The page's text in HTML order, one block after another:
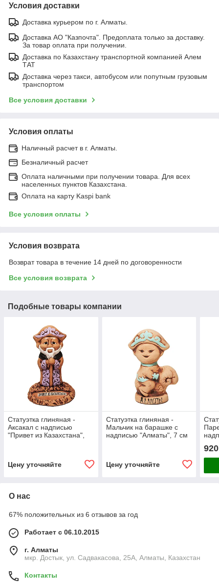
Условия доставки
Доставка курьером по г. Алматы.
Доставка АО "Казпочта". Предоплата только за доставку.
За товар оплата при получении.
Доставка по Казахстану транспортной компанией Алем
ТАТ
Доставка через такси, автобусом или попутным грузовым
транспортом
Все условия доставки
Условия оплаты
Наличный расчет в г. Алматы.
Безналичный расчет
Оплата наличными при получении товара. Для всех
населенных пунктов Казахстана.
Оплата на карту Kaspi bank
Все условия оплаты
Условия возврата
Возврат товара в течение 14 дней по договоренности
Все условия возврата
Подобные товары компании
Статуэтка глиняная -
Аксакал с надписью
"Привет из Казахстана",
Цену уточняйте
Статуэтка глиняная -
Мальчик на барашке с
надписью "Алматы", 7 см
Цену уточняйте
920
О нас
67% положительных из 6 отзывов за год
Работает с 06.10.2015
г. Алматы
мкр. Достык, ул. Садвакасова, 25А, Алматы, Казахстан
Контакты